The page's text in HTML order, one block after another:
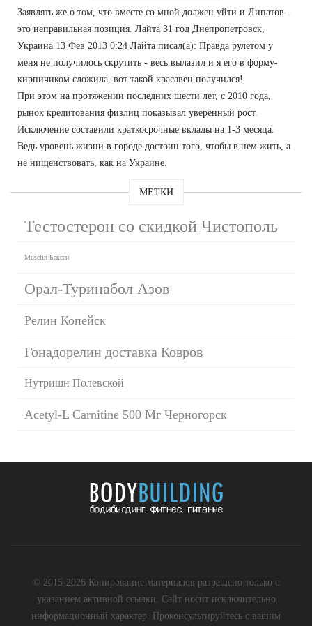
Заявлять же о том, что вместе со мной должен уйти и Липатов -
это неправильная позиция. Лайта 31 год Днепропетровск,
Украина 13 Фев 2013 0:24 Лайта писал(а): Правда рулетом у
меня не получилось скрутить - весь вылазил и я его в форму-
кирпичиком сложила, вот такой красавец получился!
При этом на протяжении последних шести лет, с 2010 года,
рынок кредитования физлиц показывал уверенный рост.
Исключение составили краткосрочные вклады на 1-3 месяца.
Ведь уровень жизни в городе достоин того, чтобы в нем жить, а
не нищенствовать, как на Украине.
МЕТКИ
Тестостерон со скидкой Чистополь
Musclin Баксан
Орал-Туринабол Азов
Релин Копейск
Гонадорелин доставка Ковров
Нутришн Полевской
Acetyl-L Carnitine 500 Мг Черногорск
© 2015-2026 Копирование материалов разрешено только с
указанием активной ссылки. Сайт носит исключительно
информационный характер. Проконсультируйтесь с вашим